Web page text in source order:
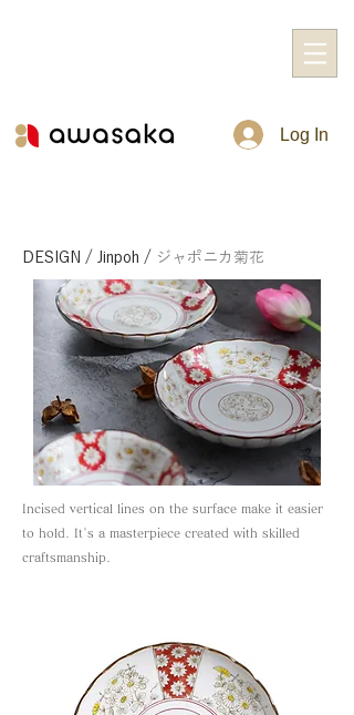
Log In
DESIGN / Jinpoh / ジャポニカ菊花
Incised vertical lines on the surface make it easier
to hold. It's a masterpiece created with skilled
craftsmanship.